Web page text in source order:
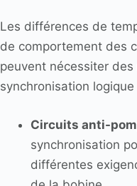
Les différences de
de comportement des
peuvent nécessiter
synchronisation logique
Circuits anti-
synchronisation
différentes